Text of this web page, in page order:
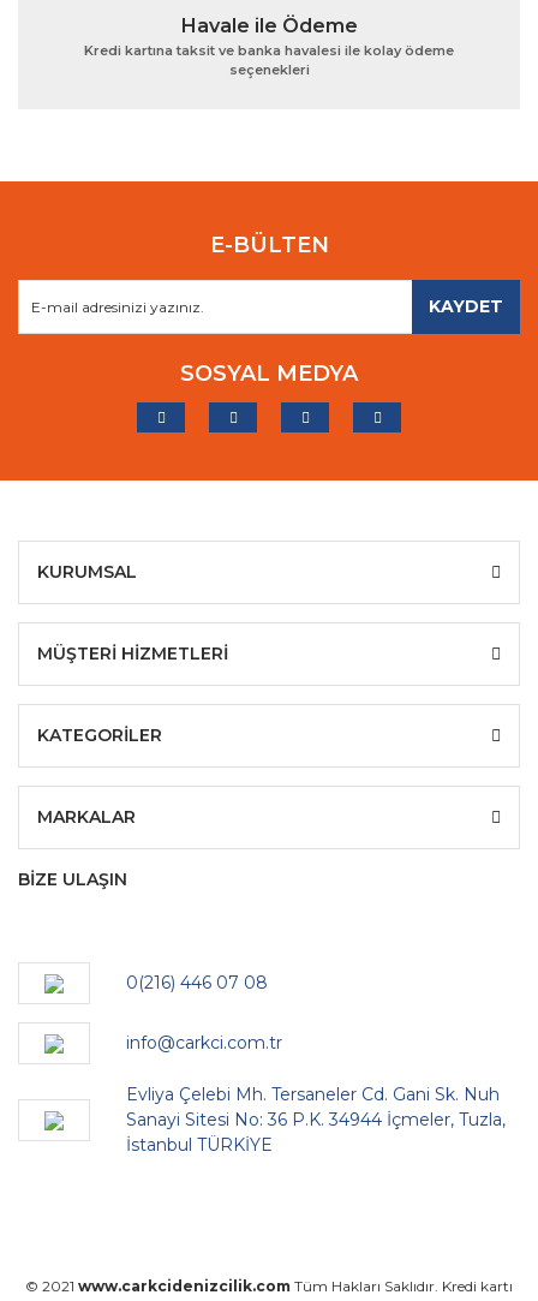
Havale ile Ödeme
Kredi kartına taksit ve banka havalesi ile kolay ödeme
seçenekleri
E-BÜLTEN
KAYDET
SOSYAL MEDYA
KURUMSAL
MÜŞTERİ HİZMETLERİ
KATEGORİLER
MARKALAR
BİZE ULAŞIN
0(216) 446 07 08
info@carkci.com.tr
Evliya Çelebi Mh. Tersaneler Cd. Gani Sk. Nuh
Sanayi Sitesi No: 36 P.K. 34944 İçmeler, Tuzla,
İstanbul TÜRKİYE
© 2021 www.carkcidenizcilik.com Tüm Hakları Saklıdır. Kredi kartı